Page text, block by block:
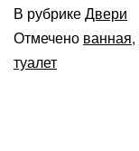
В рубрикеДвери
Отмечено ванная,
туалет